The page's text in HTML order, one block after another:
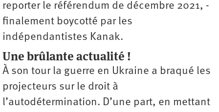
reporter le référendum de décembre 2021, ­
finalement boycotté par les
indépendantistes Kanak.
Une brûlante actualité !
À son tour la guerre en Ukraine a braqué les
projecteurs sur le droit à
l’autodétermination. D’une part, en mettant